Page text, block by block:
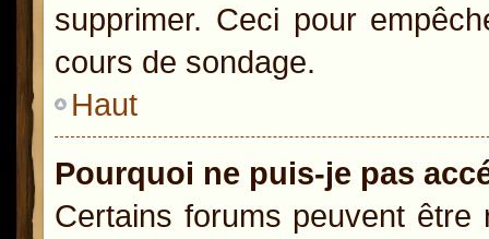
supprimer. Ceci pour
cours de sondage.
Haut
Pourquoi ne puis-je pas
Certains forums peuvent